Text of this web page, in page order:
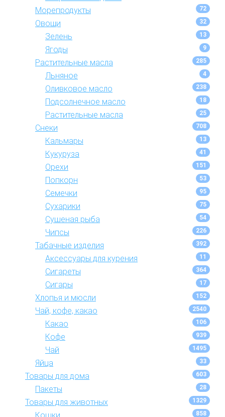
Морепродукты
72
Овощи 32
Зелень 13
Ягоды 9
Растительные масла 285
Льняное 4
Оливковое масло 238
Подсолнечное масло 18
Растительные масла 25
Снеки 708
Кальмары 13
Кукуруза 41
Орехи 151
Попкорн 53
Семечки 95
Сухарики 75
Сушеная рыба 54
Чипсы 226
Табачные изделия 392
Аксессуары для курения 11
Сигареты 364
Сигары 17
Хлопья и мюсли 152
Чай, кофе, какао 2540
Какао 106
Кофе 939
Чай 1495
Яйца 33
Товары для дома 603
Пакеты 28
Товары для животных 1329
858